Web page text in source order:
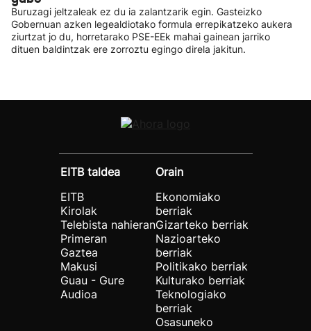
Buruzagi jeltzaleak ez du ia zalantzarik egin. Gasteizko
Gobernuan azken legealdiotako formula errepikatzeko aukera
ziurtzat jo du, horretarako PSE-EEk mahai gainean jarriko
dituen baldintzak ere zorroztu egingo direla jakitun.
EITB taldea
EITB
Kirolak
Telebista nahieran
Primeran
Gaztea
Makusi
Guau - Gure
Audioa
Orain
Ekonomiako
berriak
Gizarteko berriak
Nazioarteko
berriak
Politikako berriak
Kulturako berriak
Teknologiako
berriak
Osasuneko